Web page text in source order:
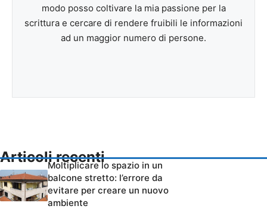
modo posso coltivare la mia passione per la
scrittura e cercare di rendere fruibili le informazioni
ad un maggior numero di persone.
Articoli recenti
Moltiplicare lo spazio in un
balcone stretto: l’errore da
evitare per creare un nuovo
ambiente